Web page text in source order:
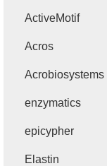
ActiveMotif
Acros
Acrobiosystems
enzymatics
epicypher
Elastin